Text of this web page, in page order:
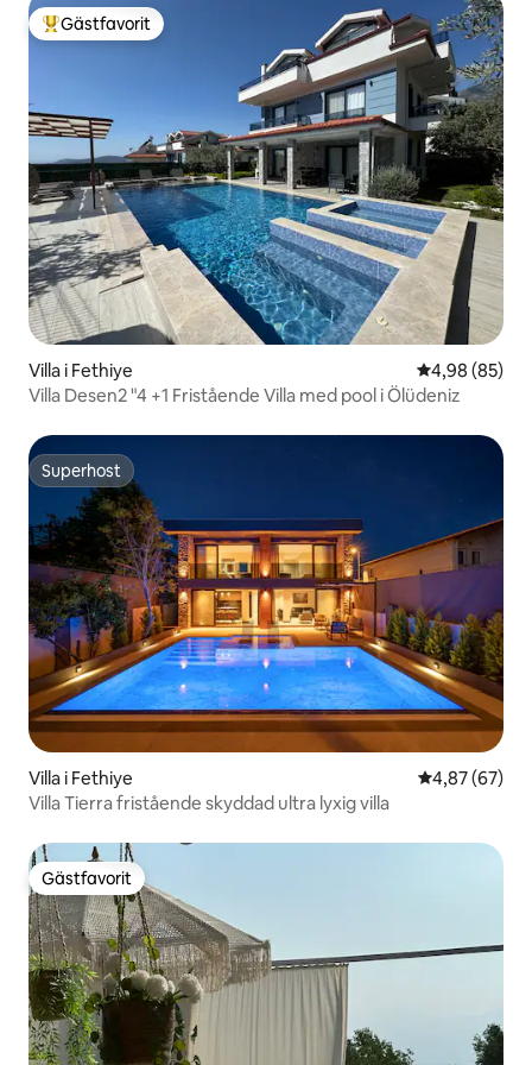
Populär gästfavorit
Gästfavorit
Villa i Fethiye 4,98 av 5 i
4,98 (85)
Villa Desen2 "4 +1 Fristående Villa med pool i Ölüdeniz
Superhost
Superhost
Villa i Fethiye 4,87 av 5 i
4,87 (67)
Villa Tierra fristående skyddad ultra lyxig villa
Gästfavorit
Gästfavorit